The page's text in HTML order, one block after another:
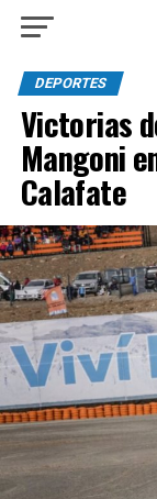
DEPORTES
Victorias
Mangoni
Calafate